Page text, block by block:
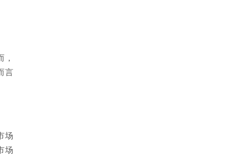
言
场
场